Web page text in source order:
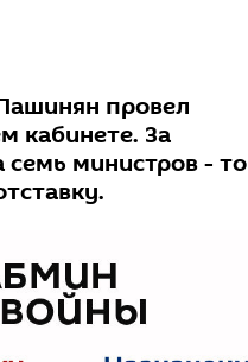
провел
кабинете. За
министров - то